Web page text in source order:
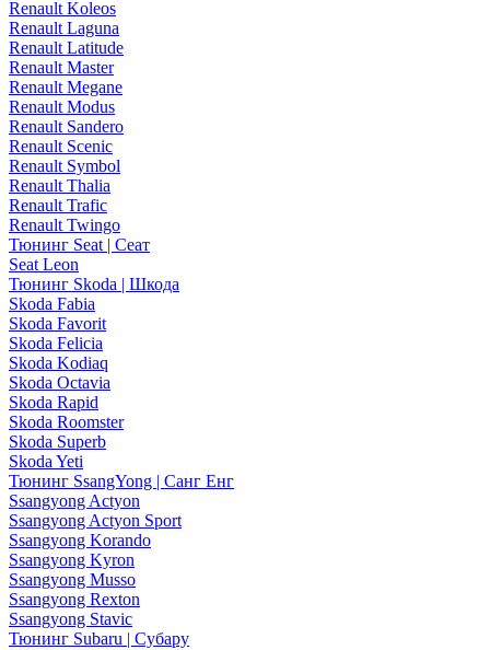
Renault Koleos
Renault Laguna
Renault Latitude
Renault Master
Renault Megane
Renault Modus
Renault Sandero
Renault Scenic
Renault Symbol
Renault Thalia
Renault Trafic
Renault Twingo
Тюнинг Seat | Сеат
Seat Leon
Тюнинг Skoda | Шкода
Skoda Fabia
Skoda Favorit
Skoda Felicia
Skoda Kodiaq
Skoda Octavia
Skoda Rapid
Skoda Roomster
Skoda Superb
Skoda Yeti
Тюнинг SsangYong | Санг Енг
Ssangyong Actyon
Ssangyong Actyon Sport
Ssangyong Korando
Ssangyong Kyron
Ssangyong Musso
Ssangyong Rexton
Ssangyong Stavic
Тюнинг Subaru | Субару